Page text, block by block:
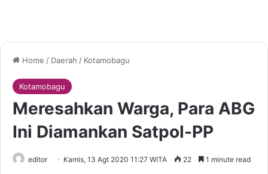
Home / Daerah / Kotamobagu
Kotamobagu
Meresahkan Warga, Para ABG
Ini Diamankan Satpol-PP
editor Kamis, 13 Agt 2020 11:27 WITA 22 1 minute read